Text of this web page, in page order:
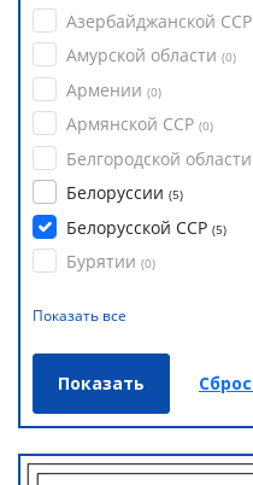
Азербайджанской ССР
Амурской области (0)
Армении (0)
Армянской ССР (0)
Белгородской области
Белоруссии (5)
Белорусской ССР (5)
Бурятии (0)
Показать все